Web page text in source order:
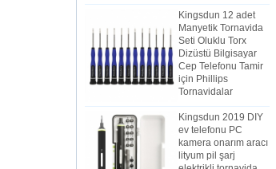
Manyetik Tornavida
Seti Oluklu Torx
Dizüstü Bilgisayar
Cep Telefonu Tamir
için Phillips
Tornavidalar
Kingsdun 2019 DIY
ev telefonu PC
kamera onarım aracı
lityum pil şarj
elektrikli tornavida
seti